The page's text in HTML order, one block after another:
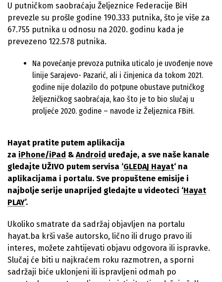
U putničkom saobraćaju Željeznice Federacije BiH
prevezle su prošle godine 190.333 putnika, što je više za
67.755 putnika u odnosu na 2020. godinu kada je
prevezeno 122.578 putnika.
Na povećanje prevoza putnika uticalo je uvođenje nove
linije Sarajevo- Pazarić, ali i činjenica da tokom 2021.
godine nije dolazilo do potpune obustave putničkog
željezničkog saobraćaja, kao što je to bio slučaj u
proljeće 2020. godine – navode iz Željeznica FBiH.
Hayat pratite putem aplikacija
za iPhone/iPad & Android uređaje, a sve naše kanale
gledajte UŽIVO putem servisa ‘GLEDAJ Hayat‘ na
aplikacijama i portalu. Sve propuštene emisije i
najbolje serije unaprijed gledajte u videoteci ‘Hayat
PLAY’.
Ukoliko smatrate da sadržaj objavljen na portalu
hayat.ba krši vaše autorsko, lično ili drugo pravo ili
interes, možete zahtijevati objavu odgovora ili ispravke.
Slučaj će biti u najkraćem roku razmotren, a sporni
sadržaji biće uklonjeni ili ispravljeni odmah po